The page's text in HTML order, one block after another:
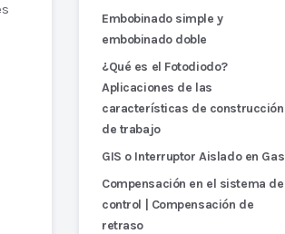
Embobinado simple y
embobinado doble
¿Qué es el Fotodiodo?
Aplicaciones de las
características de construcción
de trabajo
GIS o Interruptor Aislado en Gas
Compensación en el sistema de
control | Compensación de
retraso